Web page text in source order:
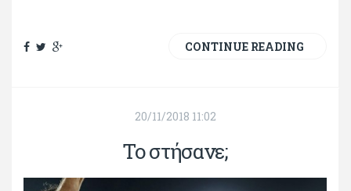
CONTINUE READING
20/11/2018 11:02
Το στήσανε;